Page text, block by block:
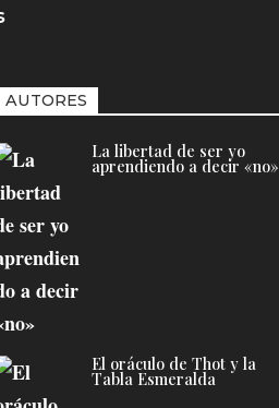
AUTORES
La libertad de ser yo
aprendiendo a decir «no»
El oráculo de Thot y la
Tabla Esmeralda